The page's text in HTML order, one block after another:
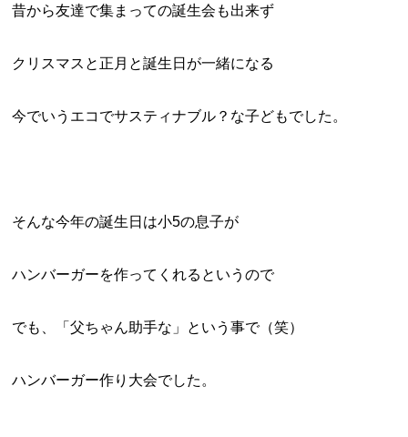
昔から友達で集まっての誕生会も出来ず
クリスマスと正月と誕生日が一緒になる
今でいうエコでサスティナブル？な子どもでした。
そんな今年の誕生日は小5の息子が
ハンバーガーを作ってくれるというので
でも、「父ちゃん助手な」という事で（笑）
ハンバーガー作り大会でした。